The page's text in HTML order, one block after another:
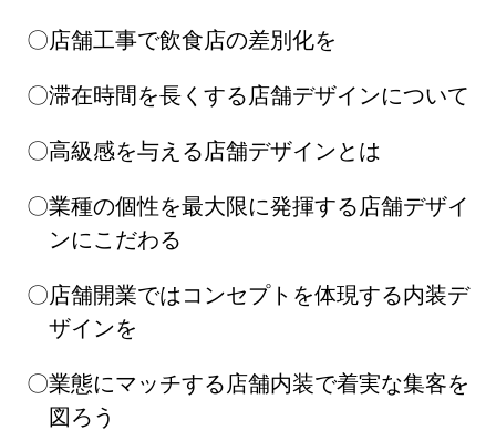
店舗工事で飲食店の差別化を
滞在時間を長くする店舗デザインについて
高級感を与える店舗デザインとは
業種の個性を最大限に発揮する店舗デザイ
ンにこだわる
店舗開業ではコンセプトを体現する内装デ
ザインを
業態にマッチする店舗内装で着実な集客を
図ろう